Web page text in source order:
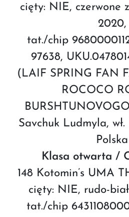
cięty: NIE, czerwone
2020,
tat./chip
97638,
(LAIF SPRING FAN
ROCOCO
Savchuk Ludmyla,
Polska
Klasa otwarta /
148 Kotomin’s UMA
cięty: NIE, rudo-
tat./chip